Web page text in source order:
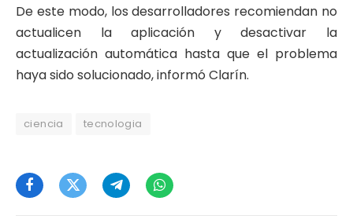
De este modo, los desarrolladores recomiendan no
actualicen la aplicación y desactivar la
actualización automática hasta que el problema
haya sido solucionado, informó Clarín.
ciencia tecnologia
FacebookTwitterTelegramWhatsApp